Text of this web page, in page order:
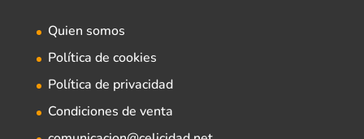
Quien somos
Política de cookies
Política de privacidad
Condiciones de venta